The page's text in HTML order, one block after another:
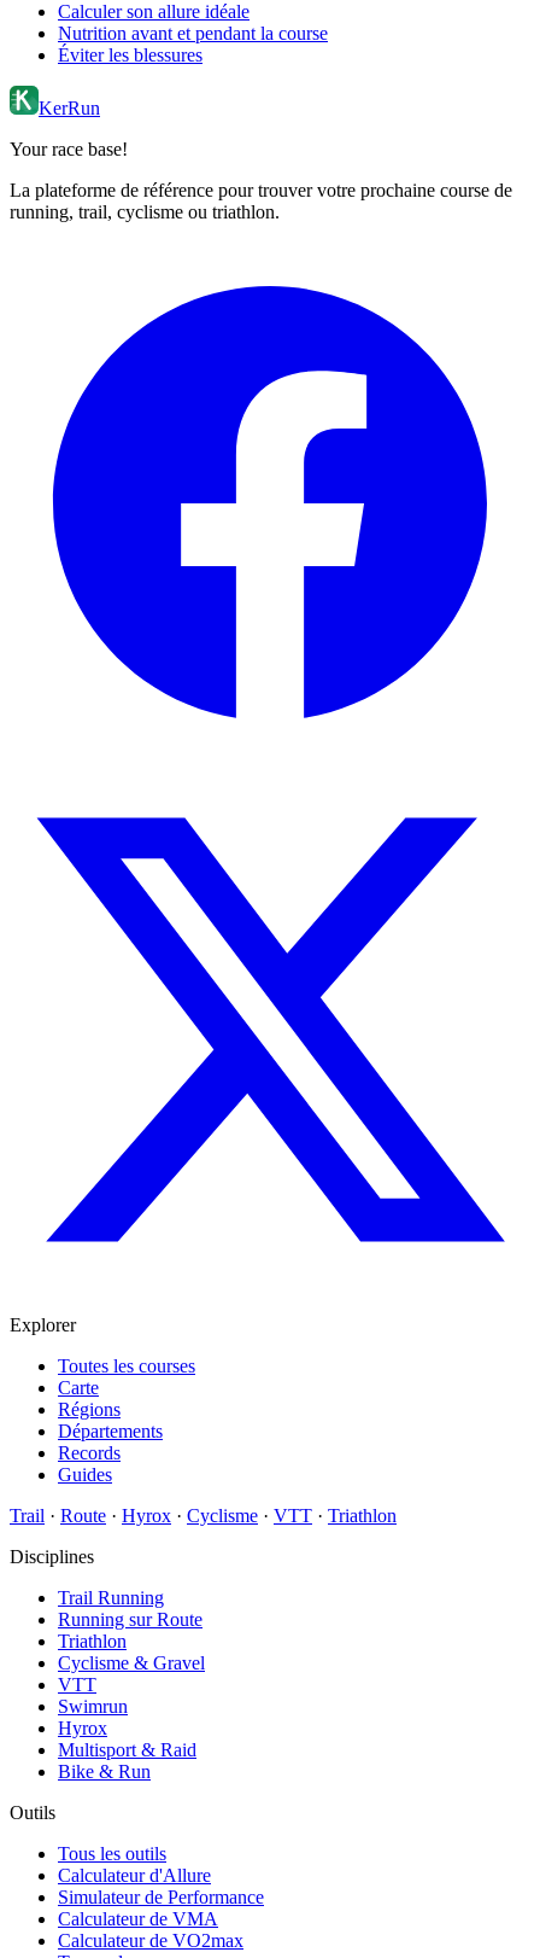
Calculer son allure idéale
Nutrition avant et pendant la course
Éviter les blessures
KerRun
Your race base!
La plateforme de référence pour trouver votre prochaine course de
running, trail, cyclisme ou triathlon.
Explorer
Toutes les courses
Carte
Régions
Départements
Records
Guides
Trail · Route · Hyrox · Cyclisme · VTT · Triathlon
Disciplines
Trail Running
Running sur Route
Triathlon
Cyclisme & Gravel
VTT
Swimrun
Hyrox
Multisport & Raid
Bike & Run
Outils
Tous les outils
Calculateur d'Allure
Simulateur de Performance
Calculateur de VMA
Calculateur de VO2max